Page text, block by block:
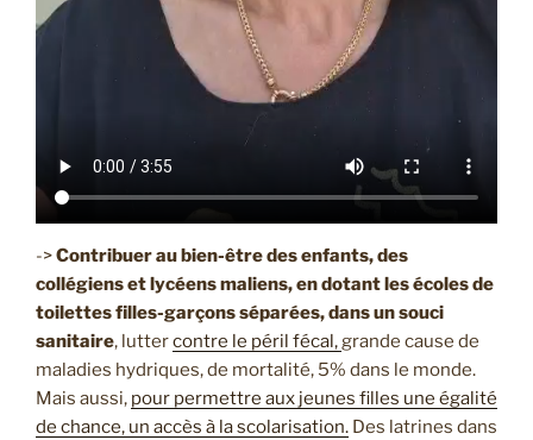
->Contribuer au bien-être des enfants, des
collégiens et lycéens maliens, en dotant les écoles de
toilettes filles-garçons séparées, dans un souci
sanitaire, luttercontre le péril fécal,grande cause de
maladies hydriques, de mortalité, 5% dans le monde.
Mais aussi, pour permettre aux jeunes filles une égalité
de chance, un accès à la scolarisation. Des latrines dans